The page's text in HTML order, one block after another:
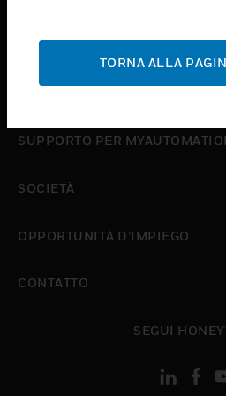
ASSISTENZA
toggle view
toggle view
SUPPORTO PER
SOCIETÀ
OPPORTUNITÀ D’IMPIEGO
CONTATTO
SEGUI
TORNA ALLA